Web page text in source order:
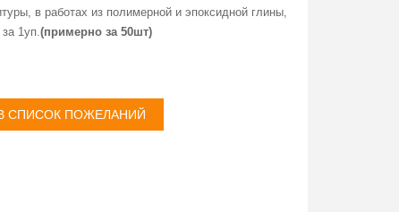
в работах из полимерной и эпоксидной глины,
1уп.(примерно за 50шт)